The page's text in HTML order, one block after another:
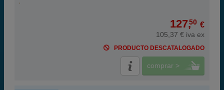
127,50 €
105,37 € iva ex
PRODUCTO DESCATALOGADO
comprar >